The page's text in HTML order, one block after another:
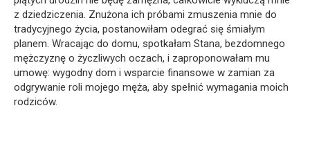
z dziedziczenia. Znużona ich próbami zmuszenia mnie do
tradycyjnego życia, postanowiłam odegrać się śmiałym
planem. Wracając do domu, spotkałam Stana, bezdomnego
mężczyznę o życzliwych oczach, i zaproponowałam mu
umowę: wygodny dom i wsparcie finansowe w zamian za
odgrywanie roli mojego męża, aby spełnić wymagania moich
rodziców.